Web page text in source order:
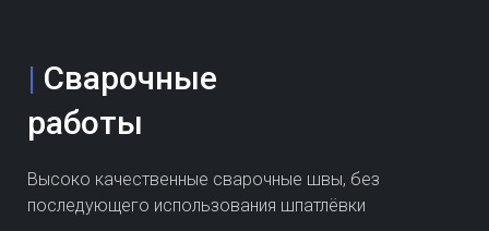
| Сварочные
работы
Высоко качественные сварочные швы, без
последующего использования шпатлёвки